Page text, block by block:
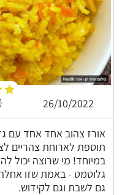
26/10/2022
אורז צהוב אחד אחד עם
תוספת לארוחת צהריים
במיוחד! מי שרוצה יכול
גלוטמט - באמת שזו
גם לשבת וגם לקידוש.